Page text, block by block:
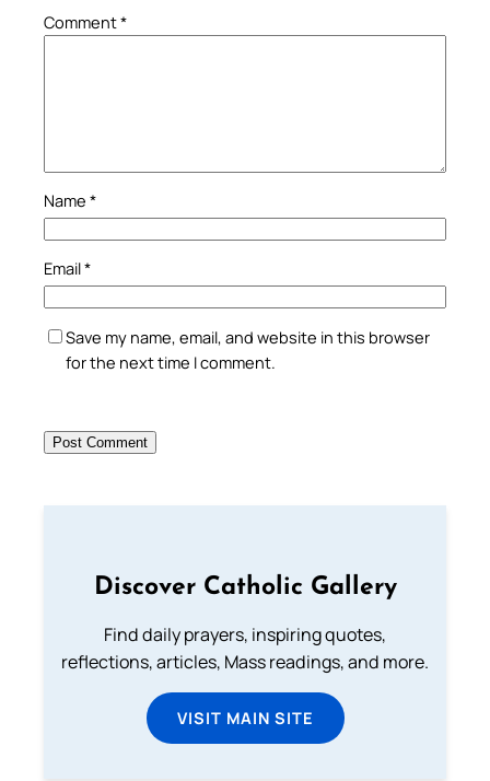
Comment*
Name *
Email*
Save my name, email, and website in this browser
for the next time I comment.
Discover Catholic Gallery
Find daily prayers, inspiring quotes,
reflections, articles, Mass readings, and more.
VISIT MAIN SITE